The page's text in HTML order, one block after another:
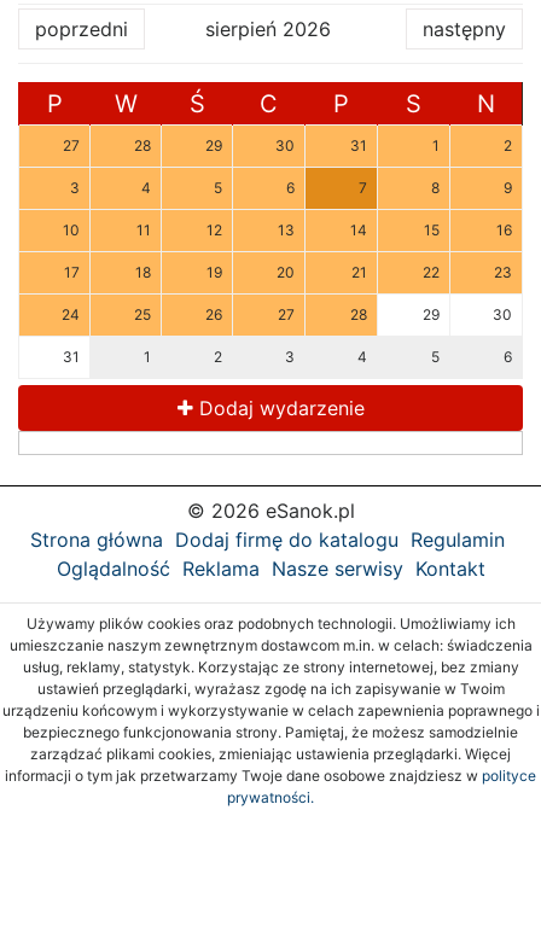
poprzedni sierpień 2026 następny
P W Ś C P S N
27 28 29 30 31 1 2
3 4 5 6 7 8 9
10 11 12 13 14 15 16
17 18 19 20 21 22 23
24 25 26 27 28 29 30
31 1 2 3 4 5 6
Dodaj wydarzenie
© 2026 eSanok.pl
Strona główna Dodaj firmę do katalogu Regulamin
Oglądalność Reklama Nasze serwisy Kontakt
Używamy plików cookies oraz podobnych technologii. Umożliwiamy ich
umieszczanie naszym zewnętrznym dostawcom m.in. w celach: świadczenia
usług, reklamy, statystyk. Korzystając ze strony internetowej, bez zmiany
ustawień przeglądarki, wyrażasz zgodę na ich zapisywanie w Twoim
urządzeniu końcowym i wykorzystywanie w celach zapewnienia poprawnego i
bezpiecznego funkcjonowania strony. Pamiętaj, że możesz samodzielnie
zarządzać plikami cookies, zmieniając ustawienia przeglądarki. Więcej
informacji o tym jak przetwarzamy Twoje dane osobowe znajdziesz w polityce
prywatności.